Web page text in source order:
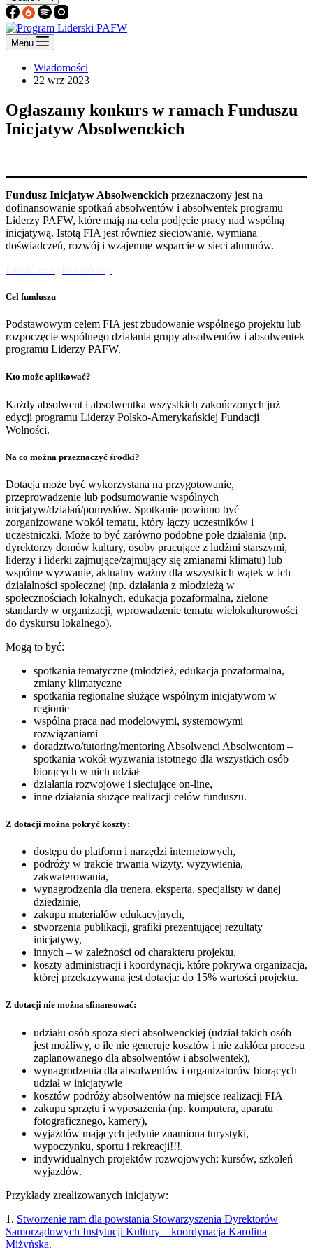
Menu
Wiadomości
22 wrz 2023
Ogłaszamy konkurs w ramach Funduszu
Inicjatyw Absolwenckich
Fundusz Inicjatyw Absolwenckich przeznaczony jest na
dofinansowanie spotkań absolwentów i absolwentek programu
Liderzy PAFW, które mają na celu podjęcie pracy nad wspólną
inicjatywą. Istotą FIA jest również sieciowanie, wymiana
doświadczeń, rozwój i wzajemne wsparcie w sieci alumnów.
Cel funduszu
Podstawowym celem FIA jest zbudowanie wspólnego projektu lub
rozpoczęcie wspólnego działania grupy absolwentów i absolwentek
programu Liderzy PAFW.
Kto może aplikować?
Każdy absolwent i absolwentka wszystkich zakończonych już
edycji programu Liderzy Polsko-Amerykańskiej Fundacji
Wolności.
Na co można przeznaczyć środki?
Dotacja może być wykorzystana na przygotowanie,
przeprowadzenie lub podsumowanie wspólnych
inicjatyw/działań/pomysłów. Spotkanie powinno być
zorganizowane wokół tematu, który łączy uczestników i
uczestniczki. Może to być zarówno podobne pole działania (np.
dyrektorzy domów kultury, osoby pracujące z ludźmi starszymi,
liderzy i liderki zajmujące/zajmujący się zmianami klimatu) lub
wspólne wyzwanie, aktualny ważny dla wszystkich wątek w ich
działalności społecznej (np. działania z młodzieżą w
społecznościach lokalnych, edukacja pozaformalna, zielone
standardy w organizacji, wprowadzenie tematu wielokulturowości
do dyskursu lokalnego).
Mogą to być:
spotkania tematyczne (młodzież, edukacja pozaformalna,
zmiany klimatyczne
spotkania regionalne służące wspólnym inicjatywom w
regionie
wspólna praca nad modelowymi, systemowymi
rozwiązaniami
doradztwo/tutoring/mentoring Absolwenci Absolwentom –
spotkania wokół wyzwania istotnego dla wszystkich osób
biorących w nich udział
działania rozwojowe i sieciujące on-line,
inne działania służące realizacji celów funduszu.
Z dotacji można pokryć koszty:
dostępu do platform i narzędzi internetowych,
podróży w trakcie trwania wizyty, wyżywienia,
zakwaterowania,
wynagrodzenia dla trenera, eksperta, specjalisty w danej
dziedzinie,
zakupu materiałów edukacyjnych,
stworzenia publikacji, grafiki prezentującej rezultaty
inicjatywy,
innych – w zależności od charakteru projektu,
koszty administracji i koordynacji, które pokrywa organizacja,
której przekazywana jest dotacja: do 15% wartości projektu.
Z dotacji nie można sfinansować:
udziału osób spoza sieci absolwenckiej (udział takich osób
jest możliwy, o ile nie generuje kosztów i nie zakłóca procesu
zaplanowanego dla absolwentów i absolwentek),
wynagrodzenia dla absolwentów i organizatorów biorących
udział w inicjatywie
kosztów podróży absolwentów na miejsce realizacji FIA
zakupu sprzętu i wyposażenia (np. komputera, aparatu
fotograficznego, kamery),
wyjazdów mających jedynie znamiona turystyki,
wypoczynku, sportu i rekreacji!!!,
indywidualnych projektów rozwojowych: kursów, szkoleń
wyjazdów.
Przykłady zrealizowanych inicjatyw:
1. Stworzenie ram dla powstania Stowarzyszenia Dyrektorów
Samorządowych Instytucji Kultury – koordynacja Karolina
Miżyńska.